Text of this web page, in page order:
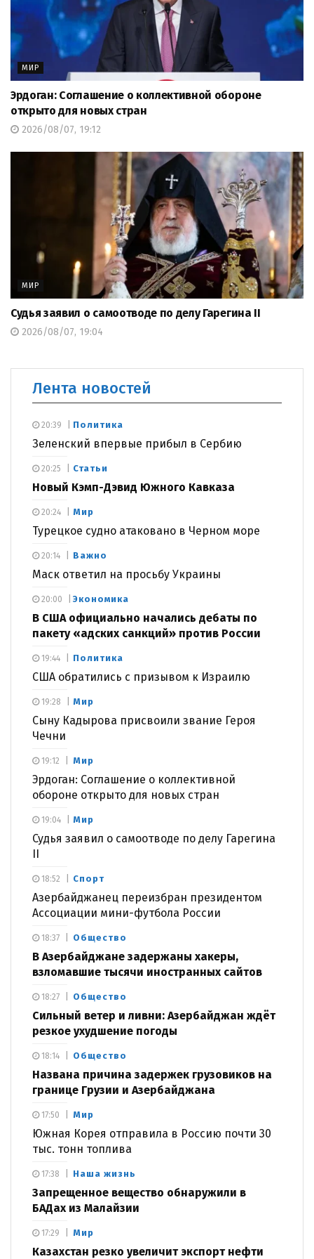
МИР
Эрдоган: Соглашение о коллективной обороне
открыто для новых стран
2026/08/07, 19:12
МИР
Судья заявил о самоотводе по делу Гарегина II
2026/08/07, 19:04
Лента новостей
Политика
Зеленский впервые прибыл в Сербию
20:39
Статьи
Новый Кэмп-Дэвид Южного Кавказа
20:25
Мир
Турецкое судно атаковано в Черном море
20:24
Важно
Маск ответил на просьбу Украины
20:14
Экономика
В США официально начались дебаты по
пакету «адских санкций» против России
20:00
Политика
США обратились с призывом к Израилю
19:44
Мир
Сыну Кадырова присвоили звание Героя
Чечни
19:28
Мир
Эрдоган: Соглашение о коллективной
обороне открыто для новых стран
19:12
Мир
Судья заявил о самоотводе по делу Гарегина
II
19:04
Спорт
Азербайджанец переизбран президентом
Ассоциации мини-футбола России
18:52
Общество
В Азербайджане задержаны хакеры,
взломавшие тысячи иностранных сайтов
18:37
Общество
Сильный ветер и ливни: Азербайджан ждёт
резкое ухудшение погоды
18:27
Общество
Названа причина задержек грузовиков на
границе Грузии и Азербайджана
18:14
Мир
Южная Корея отправила в Россию почти 30
тыс. тонн топлива
17:50
Наша жизнь
Запрещенное вещество обнаружили в
БАДах из Малайзии
17:38
Мир
Казахстан резко увеличит экспорт нефти
17:29